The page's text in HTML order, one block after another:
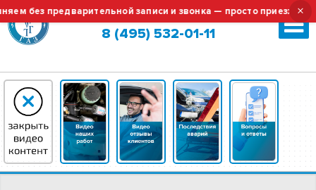
без предварительной записи и звонка — просто приезжайте!
×
Москва (сменить город?)
8 (495) 532-01-11